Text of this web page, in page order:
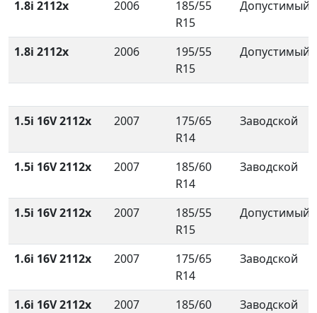
1.8i 2112x 2006
185/55
R15
Допустимый
1.8i 2112x 2006
195/55
R15
Допустимый
1.5i 16V 2112x 2007
175/65
R14
Заводской
1.5i 16V 2112x 2007
185/60
R14
Заводской
1.5i 16V 2112x 2007
185/55
R15
Допустимый
1.6i 16V 2112x 2007
175/65
R14
Заводской
1.6i 16V 2112x 2007
185/60
Заводской